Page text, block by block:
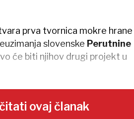
prva tvornica mokre hrane
slovenske Perutnine
će biti njihov drugi projekt u
ovaj članak